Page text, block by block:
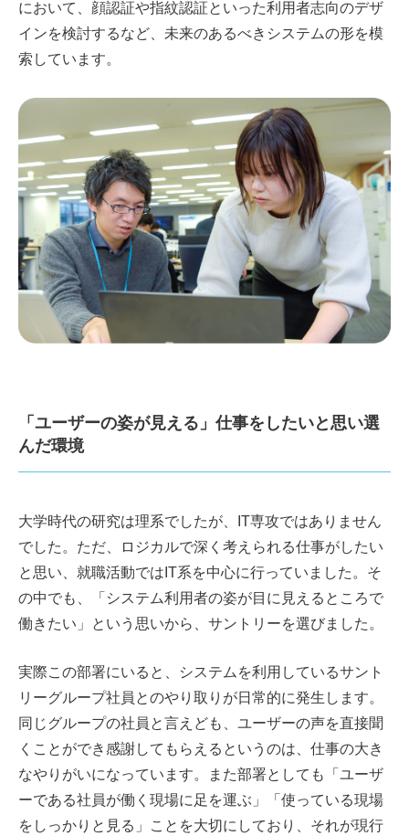
において、顔認証や指紋認証といった利用者志向のデザ
インを検討するなど、未来のあるべきシステムの形を模
索しています。
「ユーザーの姿が見える」仕事をしたいと思い選
んだ環境
大学時代の研究は理系でしたが、IT専攻ではありません
でした。ただ、ロジカルで深く考えられる仕事がしたい
と思い、就職活動ではIT系を中心に行っていました。そ
の中でも、「システム利用者の姿が目に見えるところで
働きたい」という思いから、サントリーを選びました。
実際この部署にいると、システムを利用しているサント
リーグループ社員とのやり取りが日常的に発生します。
同じグループの社員と言えども、ユーザーの声を直接聞
くことができ感謝してもらえるというのは、仕事の大き
なやりがいになっています。また部署としても「ユーザ
ーである社員が働く現場に足を運ぶ」「使っている現場
をしっかりと見る」ことを大切にしており、それが現行